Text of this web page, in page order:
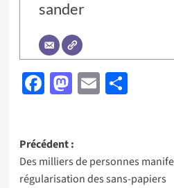
sander
Facebook
Mastodon
Email
Navigation
d’article
Précédent :
Des milliers de personnes
régularisation des sans-papiers